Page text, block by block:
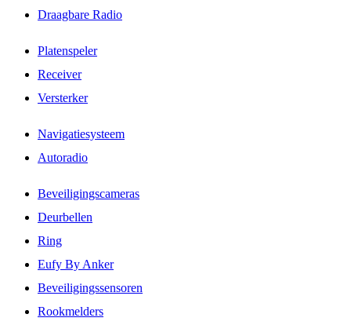
Draagbare Radio
Platenspeler
Receiver
Versterker
Navigatiesysteem
Autoradio
Beveiligingscameras
Deurbellen
Ring
Eufy By Anker
Beveiligingssensoren
Rookmelders